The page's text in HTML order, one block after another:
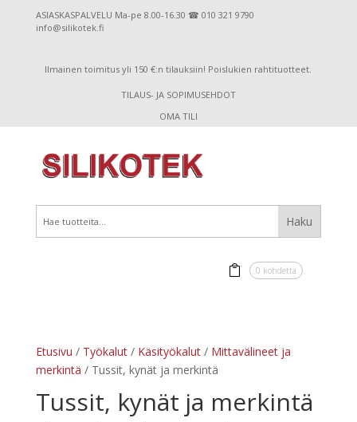
ASIASKASPALVELU Ma-pe 8.00-16.30 ☎ 010 321 9790
info@silikotek.fi
Ilmainen toimitus yli 150 €:n tilauksiin! Poislukien rahtituotteet.
TILAUS- JA SOPIMUSEHDOT
OMA TILI
0 kohdetta
Etusivu / Työkalut/ Käsityökalut/ Mittavälineet ja
merkintä / Tussit, kynät ja merkintä
Tussit, kynät ja merkintä